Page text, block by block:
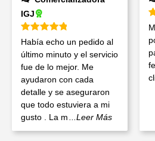
IGJ
Valorado en5 de 5
Había echo un pedido al
último minuto y el servicio
fue de lo mejor. Me
ayudaron con cada
detalle y se aseguraron
que todo estuviera a mi
gusto . La m
...Leer Más